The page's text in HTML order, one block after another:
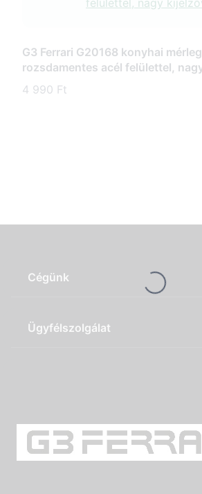
G3 Ferrari G20168 konyhai
rozsdamentes acél felülettel,
4 990 Ft
Loading...
Cégünk
Ügyfélszolgálat